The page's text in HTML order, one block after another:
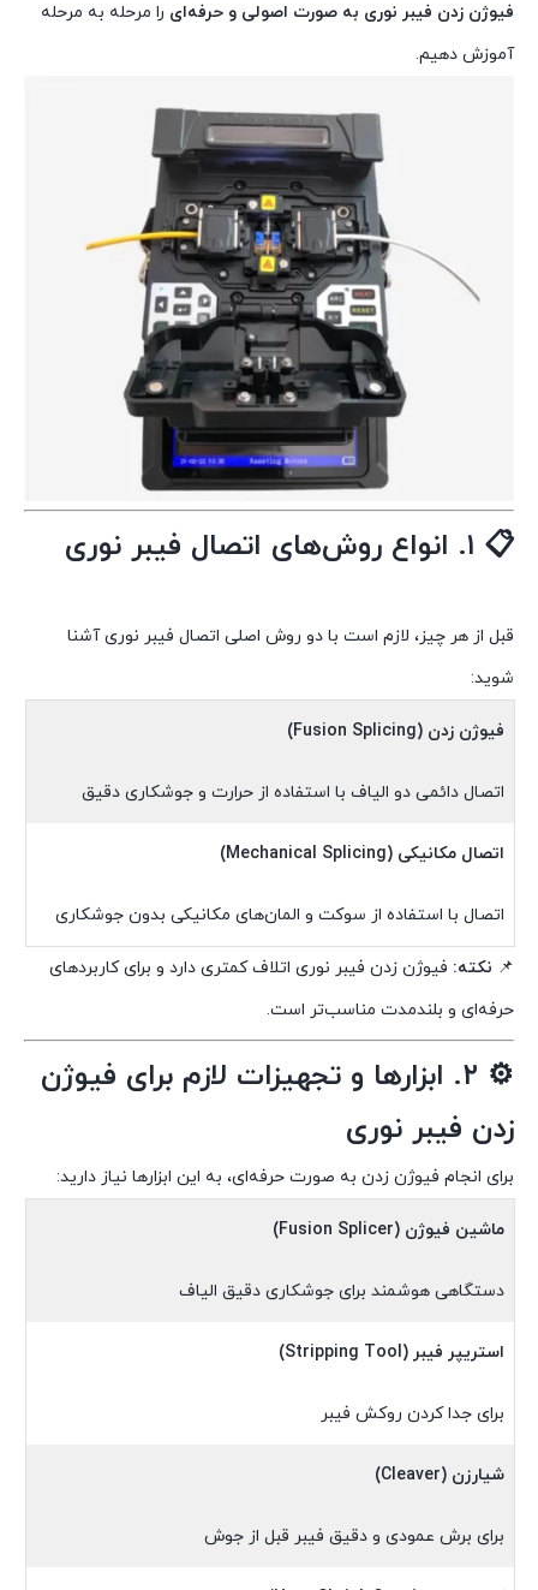
فیوژن زدن فیبر نوری به صورت اصولی و حرفه‌ای را مرحله به مرحله
آموزش دهیم.
📋 ۱. انواع روش‌های اتصال فیبر نوری
قبل از هر چیز، لازم است با دو روش اصلی اتصال فیبر نوری آشنا
شوید:
فیوژن زدن (Fusion Splicing)
اتصال دائمی دو الیاف با استفاده از حرارت و جوشکاری دقیق
اتصال مکانیکی (Mechanical Splicing)
اتصال با استفاده از سوکت و المان‌های مکانیکی بدون جوشکاری
📌 نکته: فیوژن زدن فیبر نوری اتلاف کمتری دارد و برای کاربردهای
حرفه‌ای و بلندمدت مناسب‌تر است.
⚙️
۲. ابزارها و تجهیزات لازم برای فیوژن
زدن فیبر نوری
برای انجام فیوژن زدن به صورت حرفه‌ای، به این ابزارها نیاز دارید:
ماشین فیوژن (Fusion Splicer)
دستگاهی هوشمند برای جوشکاری دقیق الیاف
استریپر فیبر (Stripping Tool)
برای جدا کردن روکش فیبر
شیارزن (Cleaver)
برای برش عمودی و دقیق فیبر قبل از جوش